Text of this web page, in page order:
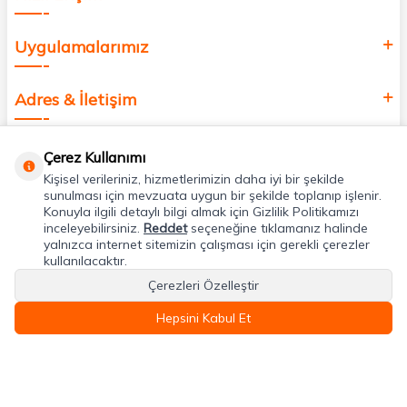
Uygulamalarımız
Adres & İletişim
Çerez Kullanımı
Kişisel verileriniz, hizmetlerimizin daha iyi bir şekilde
sunulması için mevzuata uygun bir şekilde toplanıp işlenir.
Konuyla ilgili detaylı bilgi almak için Gizlilik Politikamızı
inceleyebilirsiniz. Reddetseçeneğine tıklamanız halinde
yalnızca internet sitemizin çalışması için gerekli çerezler
kullanılacaktır.
Çerezleri Özelleştir
Hepsini Kabul Et